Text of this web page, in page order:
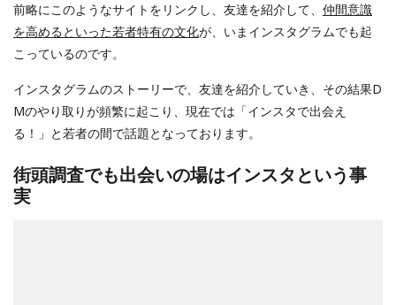
前略にこのようなサイトをリンクし、友達を紹介して、 仲間意識
を高めるといった若者特有の文化が、いまインスタグラムでも起
こっているのです。
インスタグラムのストーリーで、友達を紹介していき、その結果D
Mのやり取りが頻繁に起こり、現在では「インスタで出会え
る！」と若者の間で話題となっております。
街頭調査でも出会いの場はインスタという事
実